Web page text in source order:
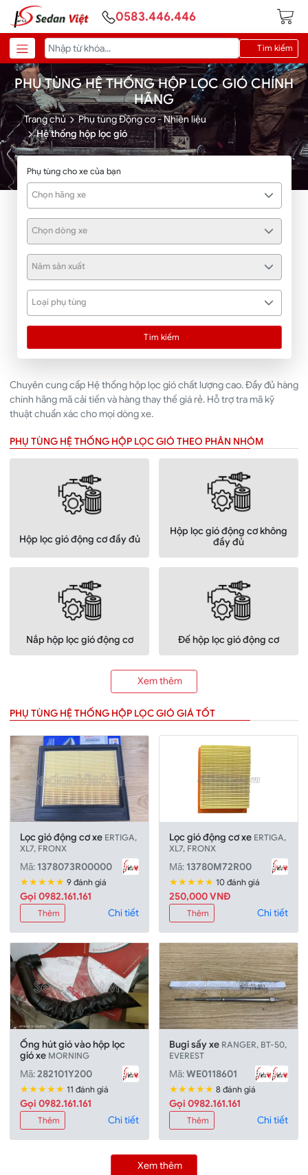
0583.446.446
Tìm kiếm
PHỤ TÙNG HỆ THỐNG HỘP LỌC GIÓ CHÍNH
HÃNG
Trang chủ
Phụ tùng Động cơ - Nhiên liệu
Hệ thống hộp lọc gió
Phụ tùng cho xe của bạn
Chọn hãng xe
Chọn dòng xe
Năm sản xuất
Loại phụ tùng
Tìm kiếm
Chuyên cung cấp Hệ thống hộp lọc gió chất lượng cao. Đầy đủ hàng
chính hãng mã cải tiến và hàng thay thế giá rẻ. Hỗ trợ tra mã kỹ
thuật chuẩn xác cho mọi dòng xe.
PHỤ TÙNG HỆ THỐNG HỘP LỌC GIÓ THEO PHÂN NHÓM
Hộp lọc gió động cơ đầy đủ
Hộp lọc gió động cơ không
đầy đủ
Nắp hộp lọc gió động cơ Đế hộp lọc gió động cơ
Xem thêm
PHỤ TÙNG HỆ THỐNG HỘP LỌC GIÓ GIÁ TỐT
Lọc gió động cơ xe ERTIGA,
XL7, FRONX
Mã: 1378073R00000
★★★★★ 9 đánh giá
Gọi 0982.161.161
Thêm Chi tiết
Lọc gió động cơ xe ERTIGA,
XL7, FRONX
Mã: 13780M72R00
★★★★★ 10 đánh giá
250,000 VNĐ
Thêm Chi tiết
Ống hút gió vào hộp lọc
gió xe MORNING
Mã:282101Y200
★★★★★ 11 đánh giá
Gọi 0982.161.161
Thêm Chi tiết
Bugi sấy xe RANGER, BT-50,
EVEREST
Mã:WE0118601
★★★★★ 8 đánh giá
Gọi 0982.161.161
Thêm Chi tiết
Xem thêm